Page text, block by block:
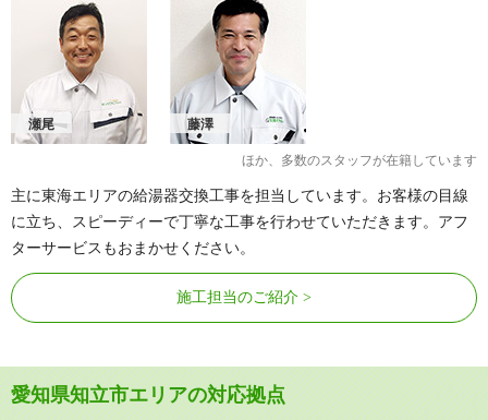
瀬尾 藤澤
ほか、多数のスタッフが在籍しています
主に東海エリアの給湯器交換工事を担当しています。お客様の目線
に立ち、スピーディーで丁寧な工事を行わせていただきます。アフ
ターサービスもおまかせください。
施工担当のご紹介
愛知県知立市エリアの対応拠点